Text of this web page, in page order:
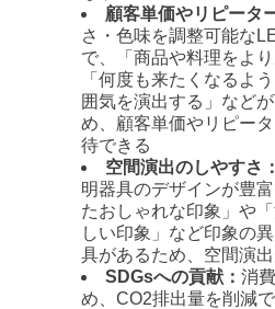
顧客単価やリピータ
さ・色味を調整可能な
で、「商品や料理をより
「何度も来たくなるよ
囲気を演出する」など
め、顧客単価やリピー
待できる
空間演出のしやすさ：
明器具のデザインが豊
たおしゃれな印象」や
しい印象」など印象の
具があるため、空間演
SDGsへの貢献： 消
め、CO2排出量を削減